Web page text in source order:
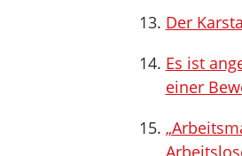
Der
Es ist
einer